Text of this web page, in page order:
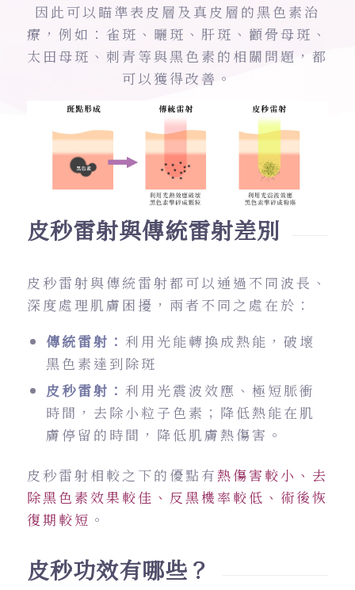
因此可以瞄準表皮層及真皮層的黑色素治
療，例如：雀斑、曬斑、肝斑、顴骨母斑、
太田母斑、刺青等與黑色素的相關問題，都
可以獲得改善。​
皮秒雷射與傳統雷射差別
皮秒雷射與傳統雷射都可以通過不同波長、
深度處理肌膚困擾，兩者不同之處在於：
傳統雷射： 利用光能轉換成熱能，破壞
黑色素達到除斑
皮秒雷射： 利用光震波效應、極短脈衝
時間，去除小粒子色素；降低熱能在肌
膚停留的時間，降低肌膚熱傷害。
皮秒雷射相較之下的優點有熱傷害較小、去
除黑色素效果較佳、反黑機率較低、術後恢
復期較短 。
皮秒功效有哪些？